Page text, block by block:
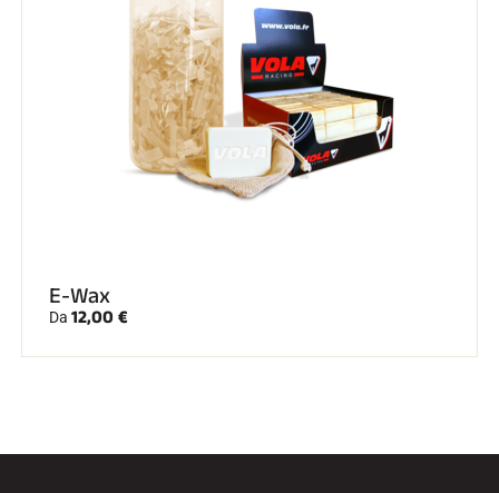
SCI DI FONDO
E-Wax
Da 12,00 €